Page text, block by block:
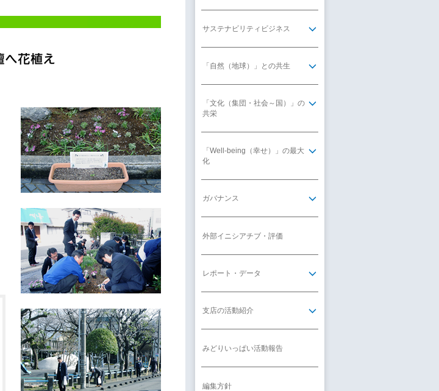
サステナビリティビジネス
「自然（地球）」との共生
「文化（集団・社会～国）」の
共栄
「Well-being（幸せ）」の最大
化
ガバナンス
外部イニシアチブ・評価
レポート・データ
支店の活動紹介
みどりいっぱい活動報告
編集方針